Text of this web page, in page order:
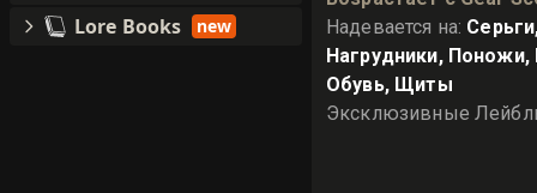
Надевается на:
Нагрудники,
Обувь, Щиты
Эксклюзивные
Lore Books
new